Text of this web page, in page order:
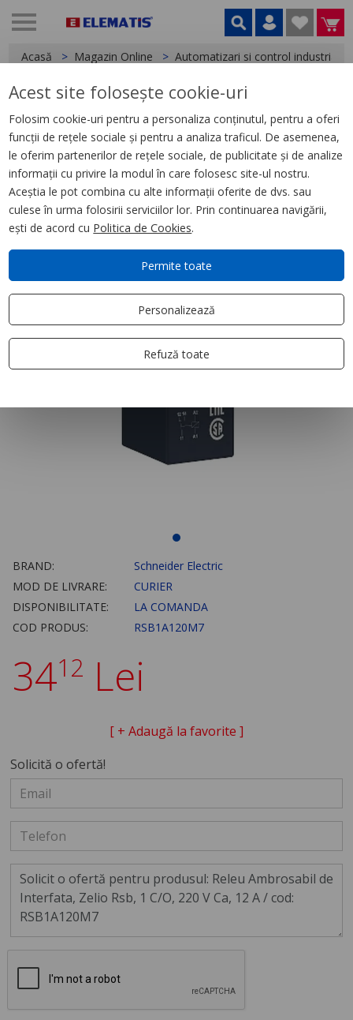
Acasă Magazin Online Automatizari si control industrial
< Relee
Releu Ambrosabil de Interfata,
Zelio Rsb, 1 C/O, 220 V Ca, 12 A
BRAND:
Schneider Electric
MOD DE LIVRARE:
CURIER
DISPONIBILITATE:
LA COMANDA
COD PRODUS:
RSB1A120M7
3412 Lei
[ + Adaugă la favorite ]
Solicită o ofertă!
Acest site folosește cookie-uri
Folosim cookie-uri pentru a personaliza conținutul, pentru a oferi
funcții de rețele sociale și pentru a analiza traficul. De asemenea,
le oferim partenerilor de rețele sociale, de publicitate și de analize
informații cu privire la modul în care folosesc site-ul nostru.
Aceștia le pot combina cu alte informații oferite de dvs. sau
culese în urma folosirii serviciilor lor. Prin continuarea navigării,
ești de acord cu Politica de Cookies.
Permite toate
Personalizează
Refuză toate